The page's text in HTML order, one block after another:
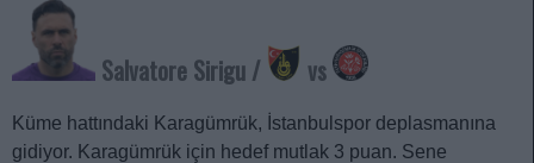
Salvatore Sirigu / vs
Küme hattındaki Karagümrük, İstanbulspor deplasmanına
gidiyor. Karagümrük için hedef mutlak 3 puan. Sene